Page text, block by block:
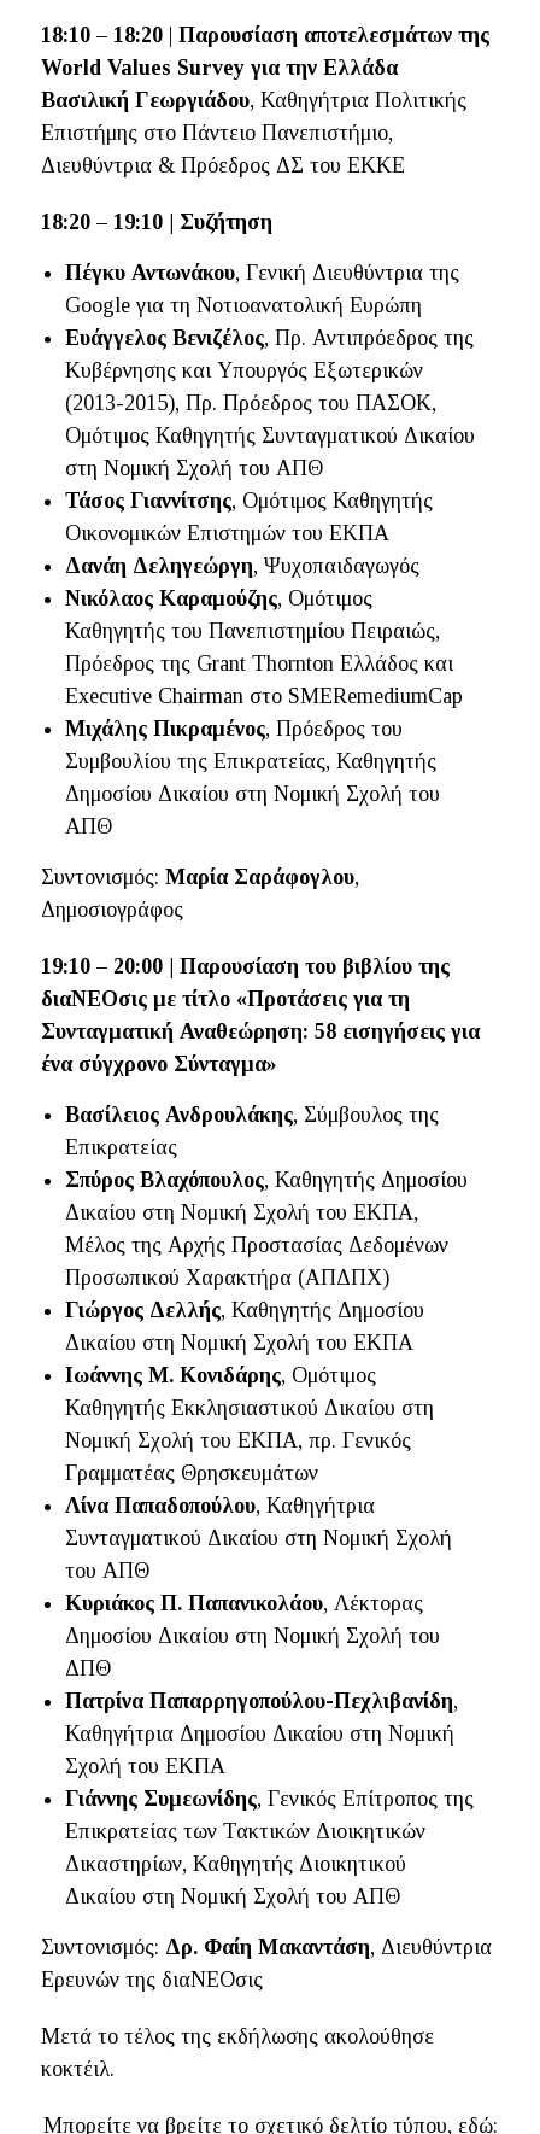
18:10 – 18:20| Παρουσίαση αποτελεσμάτων της
World Values Survey για την Ελλάδα
Βασιλική Γεωργιάδου, Καθηγήτρια Πολιτικής
Επιστήμης στο Πάντειο Πανεπιστήμιο,
Διευθύντρια & Πρόεδρος ΔΣ του ΕΚΚE
18:20 – 19:10 | Συζήτηση
Πέγκυ Αντωνάκου, Γενική Διευθύντρια της
Google για τη Νοτιοανατολική Ευρώπη
Ευάγγελος Βενιζέλος, Πρ. Αντιπρόεδρος της
Κυβέρνησης και Υπουργός Εξωτερικών
(2013-2015), Πρ. Πρόεδρος του ΠΑΣΟΚ,
Ομότιμος Καθηγητής Συνταγματικού Δικαίου
στη Νομική Σχολή του ΑΠΘ
Τάσος Γιαννίτσης, Ομότιμος Καθηγητής
Οικονομικών Επιστημών του ΕΚΠΑ
Δανάη Δεληγεώργη, Ψυχοπαιδαγωγός
Νικόλαος Καραμούζης, Ομότιμος
Καθηγητής του Πανεπιστημίου Πειραιώς,
Πρόεδρος της Grant Thornton Ελλάδος και
Executive Chairman στο SMERemediumCap
Μιχάλης Πικραμένος, Πρόεδρος του
Συμβουλίου της Επικρατείας, Καθηγητής
Δημοσίου Δικαίου στη Νομική Σχολή του
ΑΠΘ
Συντονισμός: Μαρία Σαράφογλου,
Δημοσιογράφος
19:10 – 20:00 | Παρουσίαση του βιβλίου της
διαΝΕΟσις με τίτλο «Προτάσεις για τη
Συνταγματική Αναθεώρηση: 58 εισηγήσεις για
ένα σύγχρονο Σύνταγμα»
Βασίλειος Ανδρουλάκης, Σύμβουλος της
Επικρατείας
Σπύρος Βλαχόπουλος, Καθηγητής Δημοσίου
Δικαίου στη Νομική Σχολή του ΕΚΠΑ,
Μέλος της Αρχής Προστασίας Δεδομένων
Προσωπικού Χαρακτήρα (ΑΠΔΠΧ)
Γιώργος Δελλής, Καθηγητής Δημοσίου
Δικαίου στη Νομική Σχολή του ΕΚΠΑ
Ιωάννης Μ. Κονιδάρης, Ομότιμος
Καθηγητής Εκκλησιαστικού Δικαίου στη
Νομική Σχολή του ΕΚΠΑ, πρ. Γενικός
Γραμματέας Θρησκευμάτων
Λίνα Παπαδοπούλου, Καθηγήτρια
Συνταγματικού Δικαίου στη Νομική Σχολή
του ΑΠΘ
Κυριάκος Π. Παπανικολάου, Λέκτορας
Δημοσίου Δικαίου στη Νομική Σχολή του
ΔΠΘ
Πατρίνα Παπαρρηγοπούλου-Πεχλιβανίδη,
Καθηγήτρια Δημοσίου Δικαίου στη Νομική
Σχολή του ΕΚΠΑ
Γιάννης Συμεωνίδης, Γενικός Επίτροπος της
Επικρατείας των Τακτικών Διοικητικών
Δικαστηρίων, Καθηγητής Διοικητικού
Δικαίου στη Νομική Σχολή του ΑΠΘ
Συντονισμός: Δρ. Φαίη Μακαντάση, Διευθύντρια
Ερευνών της διαΝΕΟσις
Μετά το τέλος της εκδήλωσης ακολούθησε
κοκτέιλ.
Μπορείτε να βρείτε το σχετικό δελτίο τύπου, εδώ: